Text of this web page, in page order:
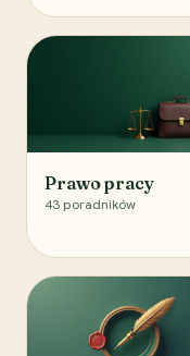
Prawo pracy
43 poradników